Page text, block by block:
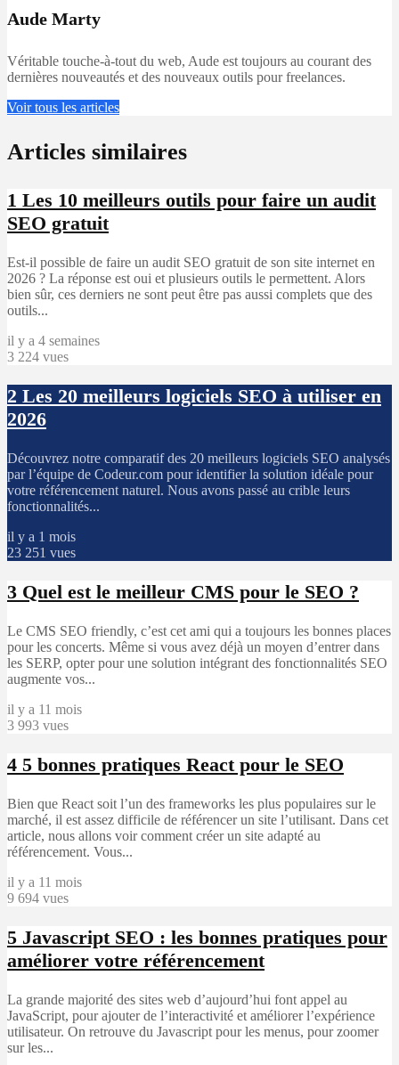
Aude Marty
Véritable touche-à-tout du web, Aude est toujours au courant des
dernières nouveautés et des nouveaux outils pour freelances.
Voir tous les articles
Articles similaires
1 Les 10 meilleurs outils pour faire un audit
SEO gratuit
Est-il possible de faire un audit SEO gratuit de son site internet en
2026 ? La réponse est oui et plusieurs outils le permettent. Alors
bien sûr, ces derniers ne sont peut être pas aussi complets que des
outils...
il y a 4 semaines
3 224 vues
2 Les 20 meilleurs logiciels SEO à utiliser en
2026
Découvrez notre comparatif des 20 meilleurs logiciels SEO analysés
par l’équipe de Codeur.com pour identifier la solution idéale pour
votre référencement naturel. Nous avons passé au crible leurs
fonctionnalités...
il y a 1 mois
23 251 vues
3 Quel est le meilleur CMS pour le SEO ?
Le CMS SEO friendly, c’est cet ami qui a toujours les bonnes places
pour les concerts. Même si vous avez déjà un moyen d’entrer dans
les SERP, opter pour une solution intégrant des fonctionnalités SEO
augmente vos...
il y a 11 mois
3 993 vues
4 5 bonnes pratiques React pour le SEO
Bien que React soit l’un des frameworks les plus populaires sur le
marché, il est assez difficile de référencer un site l’utilisant. Dans cet
article, nous allons voir comment créer un site adapté au
référencement. Vous...
il y a 11 mois
9 694 vues
5 Javascript SEO : les bonnes pratiques pour
améliorer votre référencement
La grande majorité des sites web d’aujourd’hui font appel au
JavaScript, pour ajouter de l’interactivité et améliorer l’expérience
utilisateur. On retrouve du Javascript pour les menus, pour zoomer
sur les...